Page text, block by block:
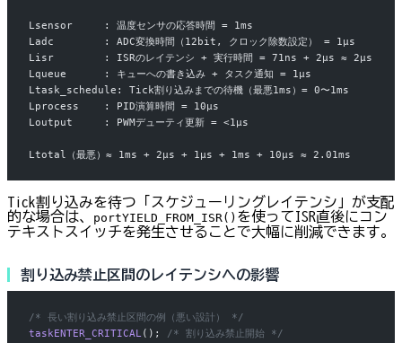
Lsensor     : 温度センサの応答時間 = 1ms
Ladc        : ADC変換時間（12bit, クロック除数設定） = 1μs
Lisr        : ISRのレイテンシ + 実行時間 = 71ns + 2μs ≈ 2μs
Lqueue      : キューへの書き込み + タスク通知 = 1μs
Ltask_schedule: Tick割り込みまでの待機（最悪1ms）= 0〜1ms
Lprocess    : PID演算時間 = 10μs
Loutput     : PWMデューティ更新 = <1μs
Ltotal（最悪）≈ 1ms + 2μs + 1μs + 1ms + 10μs ≈ 2.01ms
Tick割り込みを待つ「スケジューリングレイテンシ」が支配
的な場合は、 portYIELD_FROM_ISR() を使ってISR直後にコン
テキストスイッチを発生させることで大幅に削減できます。
割り込み禁止区間のレイテンシへの影響
/* 長い割り込み禁止区間の例（悪い設計） */
taskENTER_CRITICAL ();
/* 割り込み禁止開始 */